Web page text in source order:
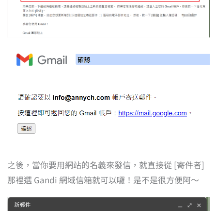
之後，當你要用網站的名義來發信，就直接從 [寄件者]
那裡選 Gandi 網域信箱就可以囉！是不是很方便阿～